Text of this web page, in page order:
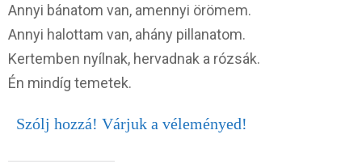
Annyi bánatom van, amennyi örömem.
Annyi halottam van, ahány pillanatom.
Kertemben nyílnak, hervadnak a rózsák.
Én mindíg temetek.
Szólj hozzá! Várjuk a véleményed!